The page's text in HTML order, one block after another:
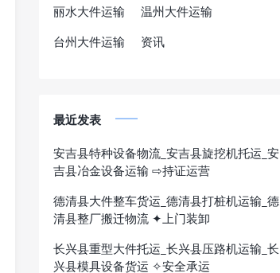
丽水大件运输
温州大件运输
台州大件运输
资讯
最近发表
安吉县特种设备物流_安吉县旋挖机托运_安
吉县冶金设备运输 ⇨持证运营
德清县大件整车货运_德清县打桩机运输_德
清县整厂搬迁物流 ✦上门装卸
长兴县重型大件托运_长兴县压路机运输_长
兴县模具设备货运 ✧安全承运